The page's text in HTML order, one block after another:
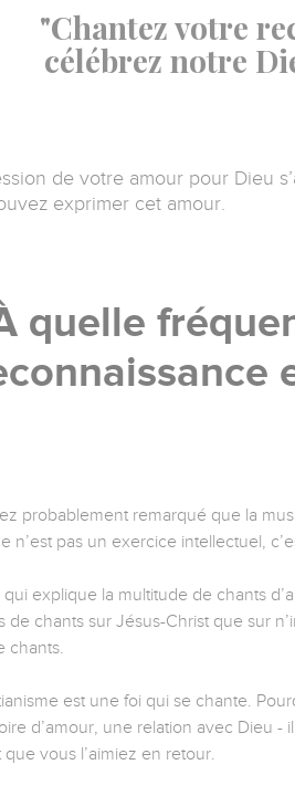
"Chantez votre
célébrez notre
de votre amour pour Dieu
exprimer cet amour.
quelle
probablement remarqué que la
n’est pas un exercice intellectuel,
qui explique la multitude de chants
de chants sur Jésus-Christ que sur
chants.
est une foi qui se chante.
d’amour, une relation avec Dieu -
que vous l’aimiez en retour.